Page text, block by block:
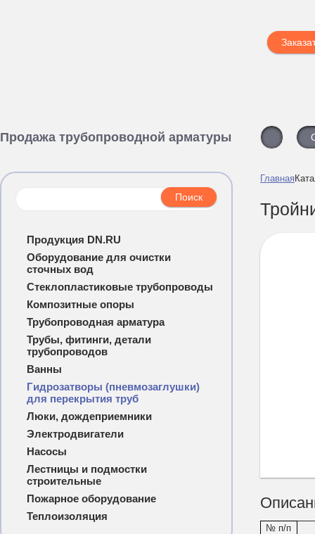
Продажа трубопроводной арматуры
Продукция DN.RU
Оборудование для очистки
сточных вод
Стеклопластиковые трубопроводы
Композитные опоры
Трубопроводная арматура
Трубы, фитинги, детали
трубопроводов
Ванны
Гидрозатворы (пневмозаглушки)
для перекрытия труб
Люки, дождеприемники
Электродвигатели
Насосы
Лестницы и подмостки
строительные
Пожарное оборудование
Теплоизоляция
Главная
№ п/п